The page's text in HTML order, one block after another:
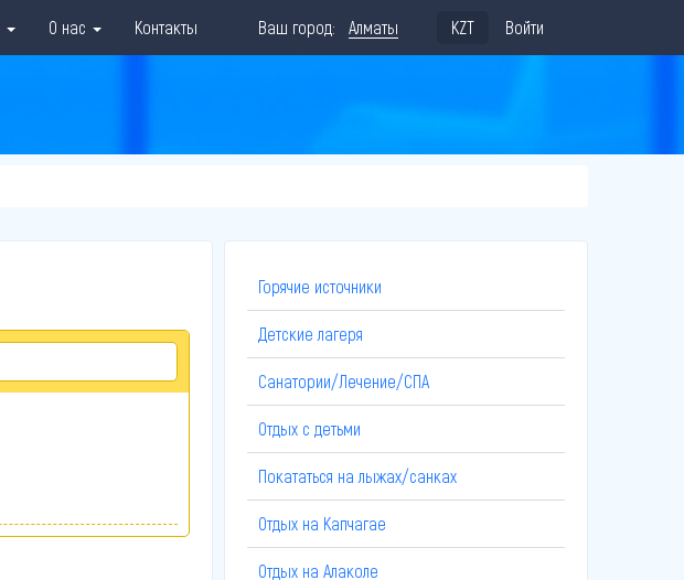
О нас Контакты Ваш город: Алматы KZT Войти
Горячие источники
Детские лагеря
Санатории/Лечение/СПА
Отдых с детьми
Покататься на лыжах/санках
Отдых на Капчагае
Отдых на Алаколе